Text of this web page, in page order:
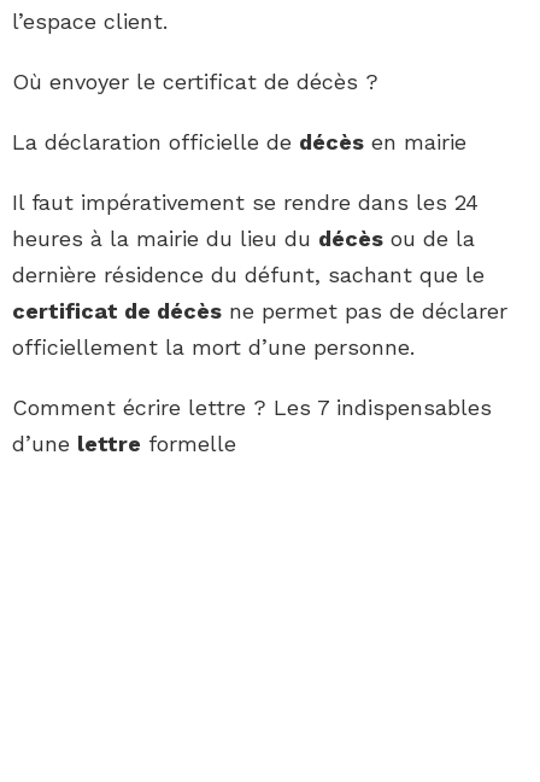
l’espace client.
Où envoyer le certificat de décès ?
La déclaration officielle de décès en mairie
Il faut impérativement se rendre dans les 24
heures à la mairie du lieu du décès ou de la
dernière résidence du défunt, sachant que le
certificat de décès ne permet pas de déclarer
officiellement la mort d’une personne.
Comment écrire lettre ? Les 7 indispensables
d’une lettre formelle